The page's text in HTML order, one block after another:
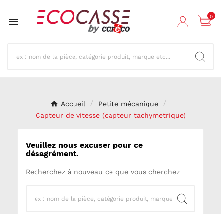
 0
Accueil
Petite mécanique
Capteur de vitesse (capteur tachymetrique)
Veuillez nous excuser pour ce
désagrément.
Recherchez à nouveau ce que vous cherchez